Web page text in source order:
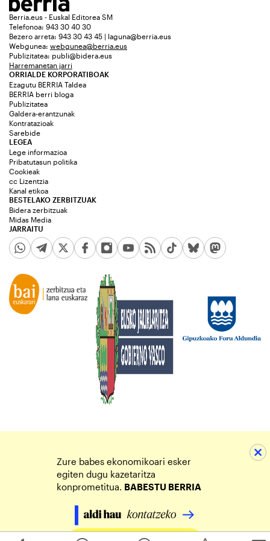
Berria.eus - Euskal Editorea SM
Telefonoa: 943 30 40 30
Bezero arreta: 943 30 43 45 | laguna@berria.eus
Webgunea: webgunea@berria.eus
Publizitatea: publi@bidera.eus
Harremanetan jarri
ORRIALDE KORPORATIBOAK
Ezagutu BERRIA Taldea
BERRIA berri bloga
Publizitatea
Galdera-erantzunak
Kontratazioak
Sarebide
JARRAITU
LEGEA
Lege informazioa
Pribatutasun politika
Cookieak
cc Lizentzia
Kanal etikoa
BESTELAKO ZERBITZUAK
Bidera zerbitzuak
Midas Media
Zure babes ekonomikoari esker
egiten dugu kazetaritza
konprometitua. BABESTU BERRIA